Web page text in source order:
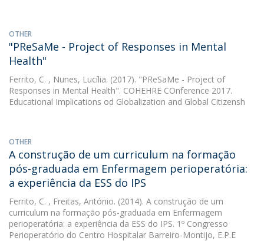
OTHER
"PReSaMe - Project of Responses in Mental
Health"
Ferrito, C. , Nunes, Lucília. (2017). "PReSaMe - Project of
Responses in Mental Health". COHEHRE COnference 2017.
Educational Implications od Globalization and Global Citizensh
OTHER
A construção de um curriculum na formação
pós-graduada em Enfermagem perioperatória:
a experiência da ESS do IPS
Ferrito, C. , Freitas, António. (2014). A construção de um
curriculum na formação pós-graduada em Enfermagem
perioperatória: a experiência da ESS do IPS. 1º Congresso
Perioperatório do Centro Hospitalar Barreiro-Montijo, E.P.E